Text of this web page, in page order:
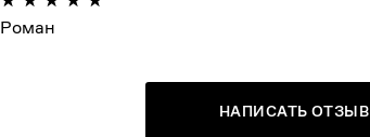
Роман
НАПИСАТЬ ОТЗЫВ